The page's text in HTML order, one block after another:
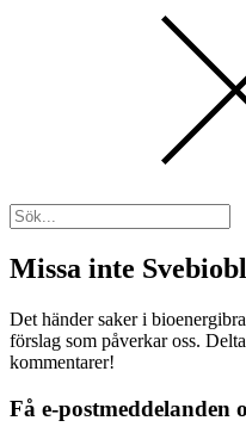
Missa inte
Det händer saker i
förslag som påverkar oss.
kommentarer!
Få e-postmeddelanden